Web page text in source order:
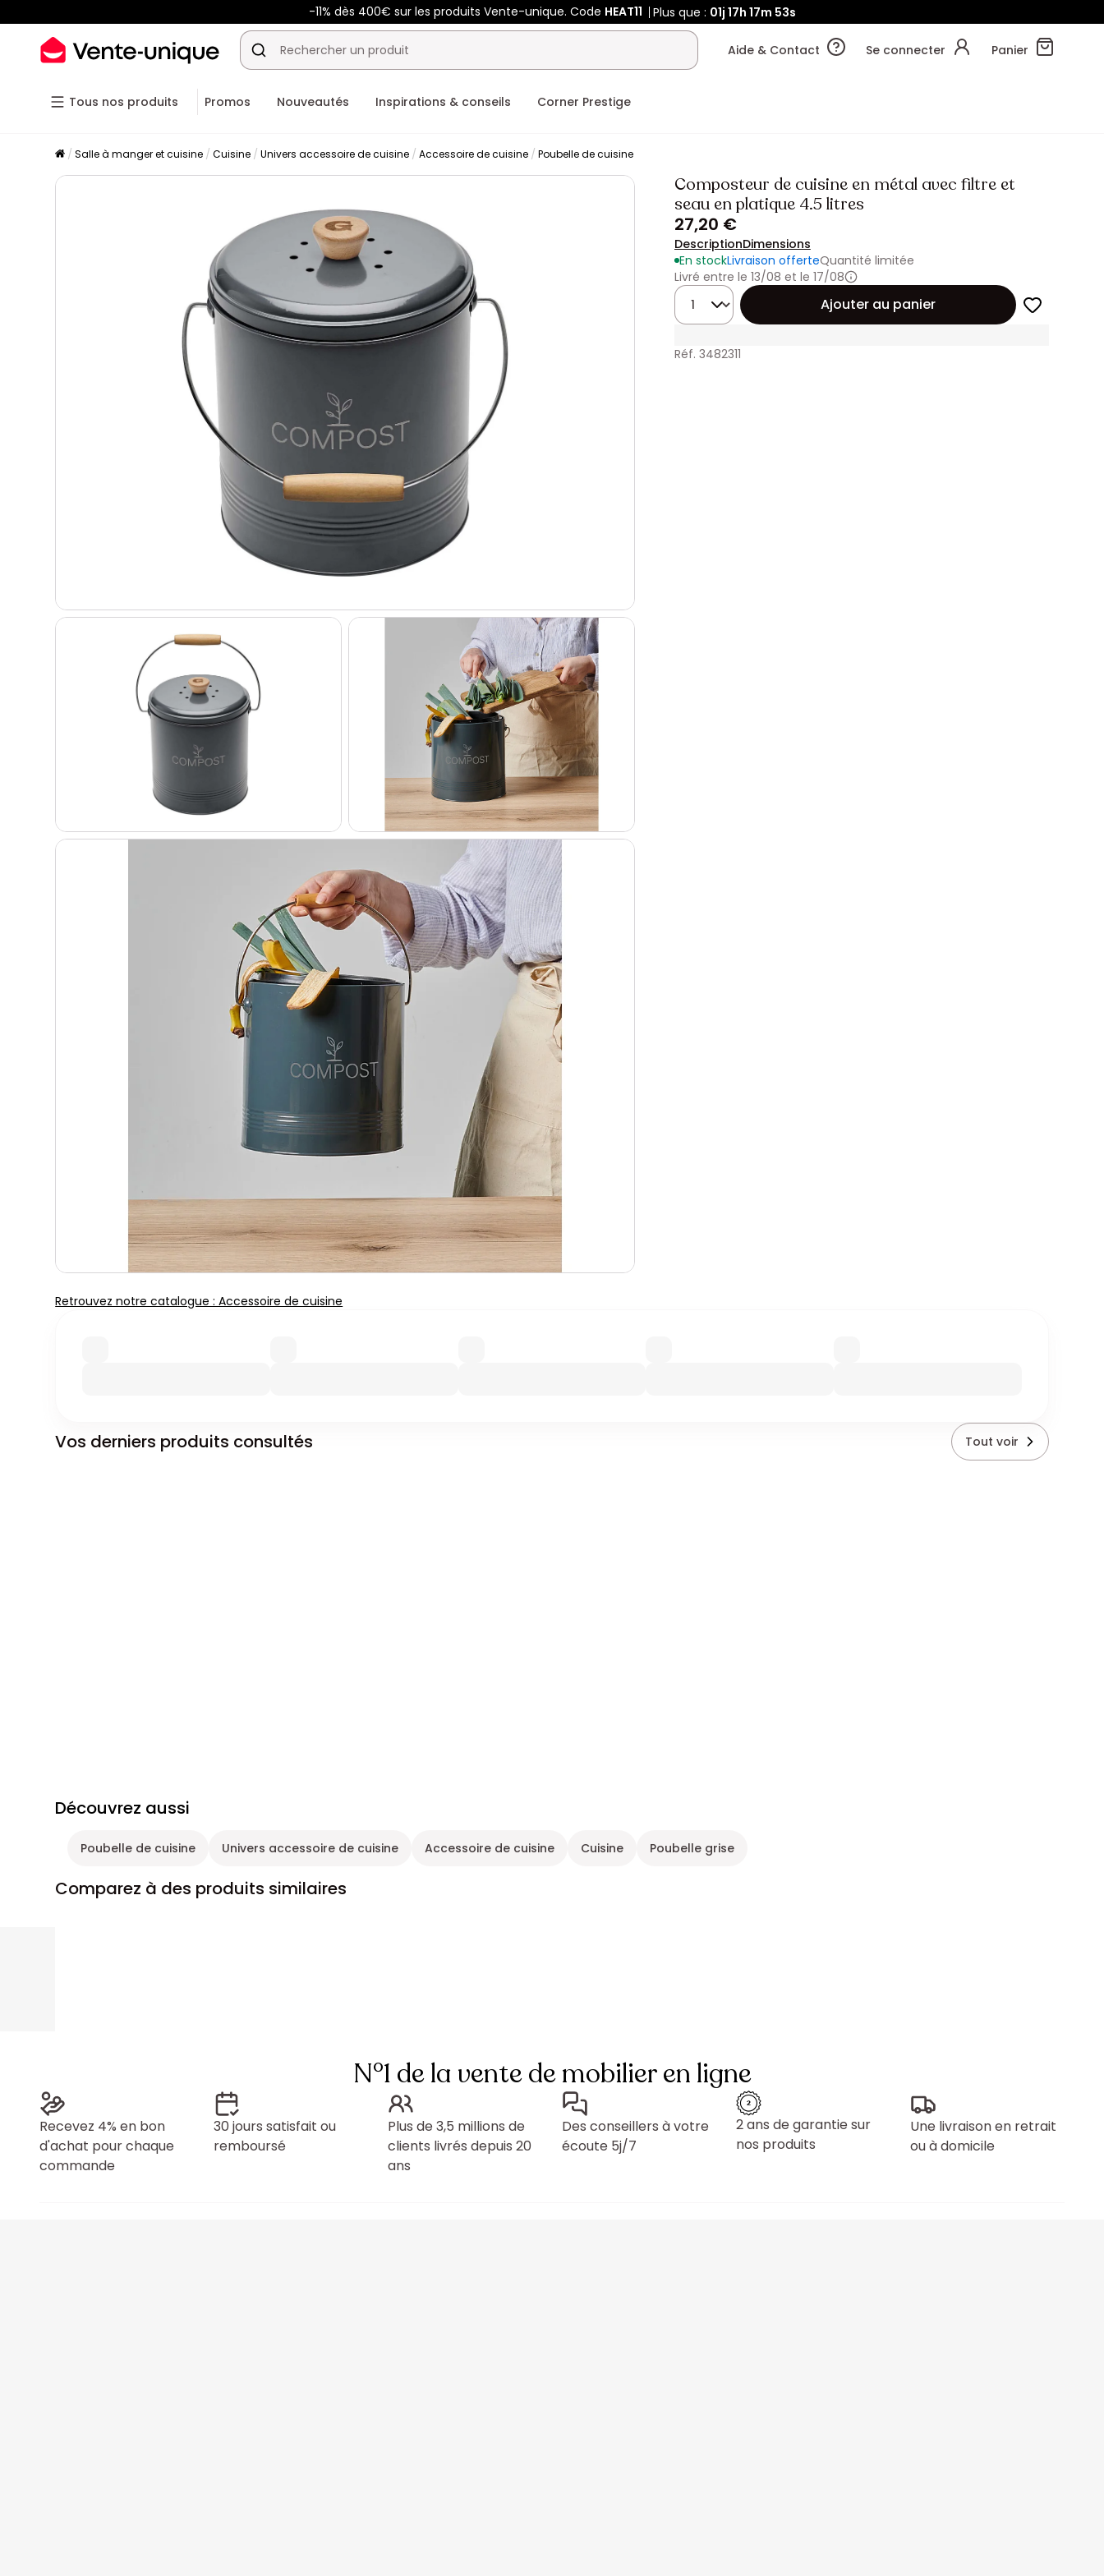
-11% dès 400€ sur les produits Vente-unique. CodeHEAT11 Plus que :01j 17h 17m 51s
Aide & Contact Se connecter Panier
Tous nos produits Promos Nouveautés Inspirations & conseils Corner Prestige
Salle à manger et cuisine Cuisine Univers accessoire de cuisine Accessoire de cuisine Poubelle de cuisine
Composteur de cuisine en métal avec filtre et
seau en platique 4.5 litres
27,20 €
DescriptionDimensions
En stockLivraison offerteQuantité limitée
Livré entre le 13/08 et le 17/08
Quantité
Ajouter au panier
Réf. 3482311
Retrouvez notre catalogue : Accessoire de cuisine
Vos derniers produits consultés Tout voir
Découvrez aussi
Poubelle de cuisine Univers accessoire de cuisine Accessoire de cuisine Cuisine Poubelle grise
Comparez à des produits similaires
N°1 de la vente de mobilier en ligne
Recevez 4% en bon
d'achat pour chaque
commande
30 jours satisfait ou
remboursé
Plus de 3,5 millions de
clients livrés depuis 20
ans
Des conseillers à votre
écoute 5j/7
2 ans de garantie sur
nos produits
Une livraison en retrait
ou à domicile